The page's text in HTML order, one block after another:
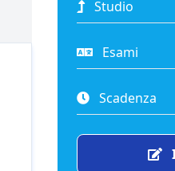
Studio
Esami
Scadenza